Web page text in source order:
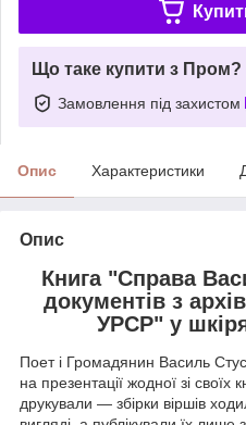
Що таке купити з Пром?
Замовлення під захистом
Опис Характеристики
Опис
Книга "Справа
документів з
УРСР" у
Поет і Громадянин Василь
на презентації жодної зі своїх
друкували — збірки віршів